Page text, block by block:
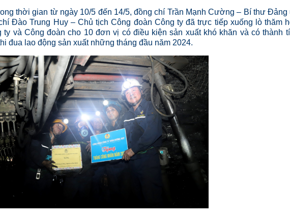
thời gian từ ngày 10/5 đến 14/5, đồng chí Trần Mạnh Cường – Bí thư Đảng
Đào Trung Huy – Chủ tịch Công đoàn Công ty đã trực tiếp xuống lò thăm
ty và Công đoàn cho 10 đơn vị có điều kiện sản xuất khó khăn và có thành
đua lao động sản xuất những tháng đầu năm 2024.